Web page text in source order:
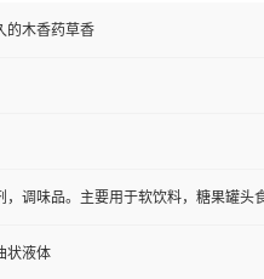
的木香药草香
，调味品。主要用于软饮料，糖果罐头
状液体